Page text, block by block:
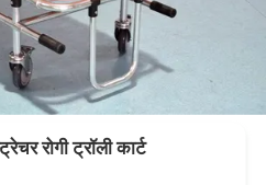
रोगी ट्रॉली कार्ट